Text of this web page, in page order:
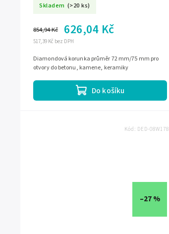
Skladem (>20 ks)
517,39 Kč bez DPH
854,94 Kč 626,04 Kč
Do košíku
Diamondová korunka průměr 72 mm/75 mm pro
otvory do betonu, kamene, keramiky
–27 %
Kód: DED-08W178